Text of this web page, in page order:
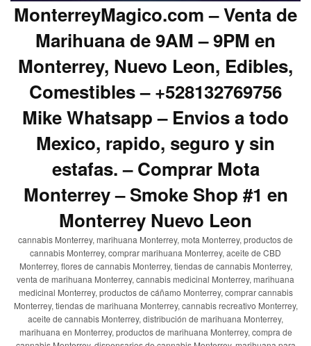
MonterreyMagico.com – Venta de
Marihuana de 9AM – 9PM en
Monterrey, Nuevo Leon, Edibles,
Comestibles – +528132769756
Mike Whatsapp – Envios a todo
Mexico, rapido, seguro y sin
estafas. – Comprar Mota
Monterrey – Smoke Shop #1 en
Monterrey Nuevo Leon
cannabis Monterrey, marihuana Monterrey, mota Monterrey, productos de
cannabis Monterrey, comprar marihuana Monterrey, aceite de CBD
Monterrey, flores de cannabis Monterrey, tiendas de cannabis Monterrey,
venta de marihuana Monterrey, cannabis medicinal Monterrey, marihuana
medicinal Monterrey, productos de cáñamo Monterrey, comprar cannabis
Monterrey, tiendas de marihuana Monterrey, cannabis recreativo Monterrey,
aceite de cannabis Monterrey, distribución de marihuana Monterrey,
marihuana en Monterrey, productos de marihuana Monterrey, compra de